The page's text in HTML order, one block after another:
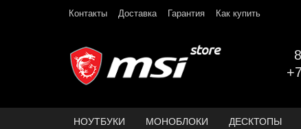
Контакты Доставка Гарантия Как купить
НОУТБУКИ МОНОБЛОКИ ДЕСКТОПЫ